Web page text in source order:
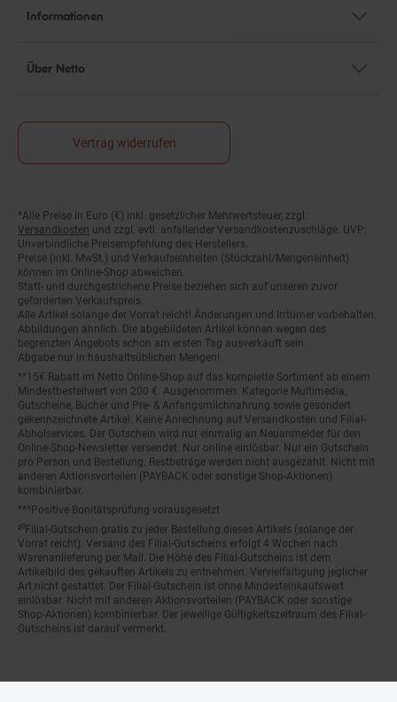
Informationen
Über Netto
Vertrag widerrufen
Fußnoten
*Alle Preise in Euro (€) inkl. gesetzlicher Mehrwertsteuer, zzgl.
Versandkosten
und zzgl. evtl. anfallender Versandkostenzuschläge. UVP:
Unverbindliche Preisempfehlung des Herstellers.
Preise (inkl. MwSt.) und Verkaufseinheiten (Stückzahl/Mengeneinheit)
können im Online-Shop abweichen.
Statt- und durchgestrichene Preise beziehen sich auf unseren zuvor
geforderten Verkaufspreis.
Alle Artikel solange der Vorrat reicht! Änderungen und Irrtümer vorbehalten.
Abbildungen ähnlich. Die abgebildeten Artikel können wegen des
begrenzten Angebots schon am ersten Tag ausverkauft sein.
Abgabe nur in haushaltsüblichen Mengen!
**15€ Rabatt im Netto Online-Shop auf das komplette Sortiment ab einem
Mindestbestellwert von 200 €. Ausgenommen: Kategorie Multimedia,
Gutscheine, Bücher und Pre- & Anfangsmilchnahrung sowie gesondert
gekennzeichnete Artikel. Keine Anrechnung auf Versandkosten und Filial-
Abholservices. Der Gutschein wird nur einmalig an Neuanmelder für den
Online-Shop-Newsletter versendet. Nur online einlösbar. Nur ein Gutschein
pro Person und Bestellung. Restbeträge werden nicht ausgezahlt. Nicht mit
anderen Aktionsvorteilen (PAYBACK oder sonstige Shop-Aktionen)
kombinierbar.
***Positive Bonitätsprüfung vorausgesetzt
²⁰Filial-Gutschein gratis zu jeder Bestellung dieses Artikels (solange der
Vorrat reicht). Versand des Filial-Gutscheins erfolgt 4 Wochen nach
Warenanlieferung per Mail. Die Höhe des Filial-Gutscheins ist dem
Artikelbild des gekauften Artikels zu entnehmen. Vervielfältigung jeglicher
Art nicht gestattet. Der Filial-Gutschein ist ohne Mindesteinkaufswert
einlösbar. Nicht mit anderen Aktionsvorteilen (PAYBACK oder sonstige
Shop-Aktionen) kombinierbar. Der jeweilige Gültigkeitszeitraum des Filial-
Gutscheins ist darauf vermerkt.